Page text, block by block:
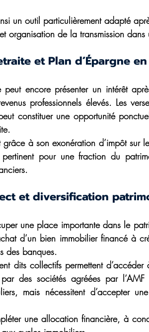
un outil particulièrement adapté
organisation de la transmission dans
et Plan d’Épargne
peut encore présenter un intérêt
professionnels élevés. Les
constituer une opportunité
à son exonération d’impôt sur
pour une fraction du
et diversification
une place importante dans le
d’un bien immobilier financé à
des banques.
dits collectifs permettent
des sociétés agréées par
mais nécessitent d’accepter
une allocation financière, à